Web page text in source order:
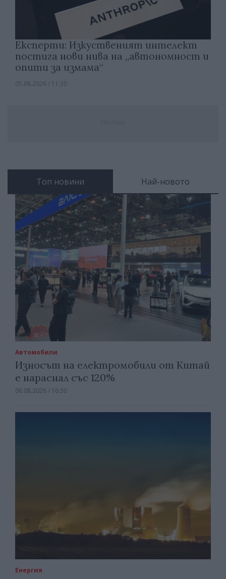
Експерти: Изкуственият интелект
постига нови нива на „автономност и
опити за измама“
05.08.2026 / 11:30
Топ новини Най-новото
Автомобили
Износът на електромобили от Китай
е нараснал със 120%
06.08.2026 / 16:30
Енергия